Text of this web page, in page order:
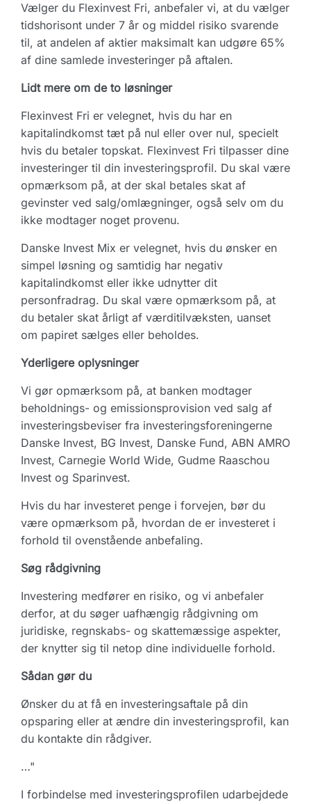
Vælger du Flexinvest Fri, anbefaler vi, at du vælger
tidshorisont under 7 år og middel risiko svarende
til, at andelen af aktier maksimalt kan udgøre 65%
af dine samlede investeringer på aftalen.
Lidt mere om de to løsninger
Flexinvest Fri er velegnet, hvis du har en
kapitalindkomst tæt på nul eller over nul, specielt
hvis du betaler topskat. Flexinvest Fri tilpasser dine
investeringer til din investeringsprofil. Du skal være
opmærksom på, at der skal betales skat af
gevinster ved salg/omlægninger, også selv om du
ikke modtager noget provenu.
Danske Invest Mix er velegnet, hvis du ønsker en
simpel løsning og samtidig har negativ
kapitalindkomst eller ikke udnytter dit
personfradrag. Du skal være opmærksom på, at
du betaler skat årligt af værditilvæksten, uanset
om papiret sælges eller beholdes.
Yderligere oplysninger
Vi gør opmærksom på, at banken modtager
beholdnings- og emissionsprovision ved salg af
investeringsbeviser fra investeringsforeningerne
Danske Invest, BG Invest, Danske Fund, ABN AMRO
Invest, Carnegie World Wide, Gudme Raaschou
Invest og Sparinvest.
Hvis du har investeret penge i forvejen, bør du
være opmærksom på, hvordan de er investeret i
forhold til ovenstående anbefaling.
Søg rådgivning
Investering medfører en risiko, og vi anbefaler
derfor, at du søger uafhængig rådgivning om
juridiske, regnskabs- og skattemæssige aspekter,
der knytter sig til netop dine individuelle forhold.
Sådan gør du
Ønsker du at få en investeringsaftale på din
opsparing eller at ændre din investeringsprofil, kan
du kontakte din rådgiver.
…"
I forbindelse med investeringsprofilen udarbejdede